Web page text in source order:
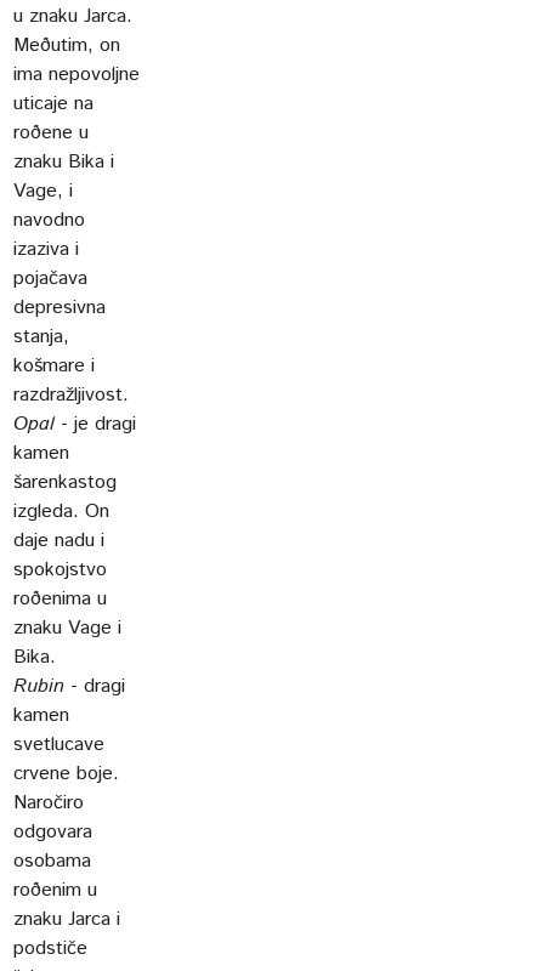
u znaku Jarca.
Meðutim, on
ima nepovoljne
uticaje na
roðene u
znaku Bika i
Vage, i
navodno
izaziva i
pojačava
depresivna
stanja,
košmare i
razdražljivost.
Opal- je dragi
kamen
šarenkastog
izgleda. On
daje nadu i
spokojstvo
roðenima u
znaku Vage i
Bika.
Rubin - dragi
kamen
svetlucave
crvene boje.
Naročiro
odgovara
osobama
roðenim u
znaku Jarca i
podstiče